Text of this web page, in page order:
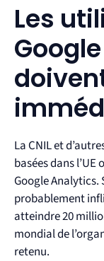
Les
La CNIL et
basées dans
Google Analytics.
probablement
atteindre 20
mondial de
retenu.